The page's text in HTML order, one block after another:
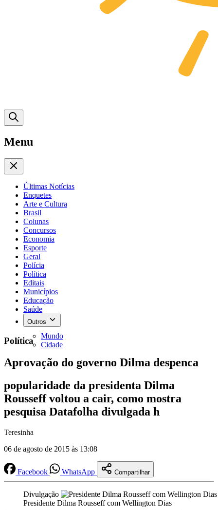
Menu
Últimas Notícias
Enquetes
Arte e Cultura
Brasil
Colunas
Concursos
Economia
Esporte
Geral
Polícia
Política
Editais
Municípios
Educação
Saúde
Outros
Mundo
Cidade
Política
Aprovação do governo Dilma despenca
popularidade da presidenta Dilma
Rousseff voltou a cair, como mostra
pesquisa Datafolha divulgada h
Teresinha
06 de agosto de 2015 às 13:08
Facebook WhatsApp Compartilhar
Divulgação
Presidente Dilma Rousseff com Wellington Dias